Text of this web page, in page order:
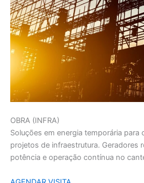
OBRA (INFRA)
Soluções em energia temporária para
projetos de infraestrutura. Geradores
potência e operação contínua no